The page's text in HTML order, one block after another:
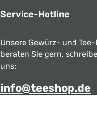
Service-Hotline
Unsere Gewürz- und
beraten Sie gern,
uns:
info@teeshop.de